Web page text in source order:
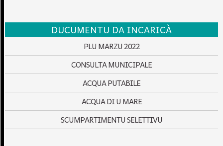
DUCUMENTU DA INCARICÀ
PLU MARZU 2022
CONSULTA MUNICIPALE
ACQUA PUTABILE
ACQUA DI U MARE
SCUMPARTIMENTU SELETTIVU